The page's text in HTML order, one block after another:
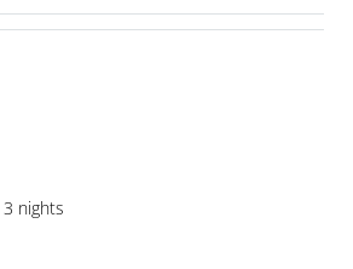
3 nights